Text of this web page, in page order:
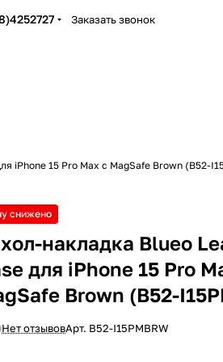
Заказать звонок
iPhone 15 Pro Max с MagSafe Brown (B52-
снижено
накладка Blueo
для iPhone 15 Pro
Brown (B52-
Нет отзывовАрт. B52-I15PMBRW